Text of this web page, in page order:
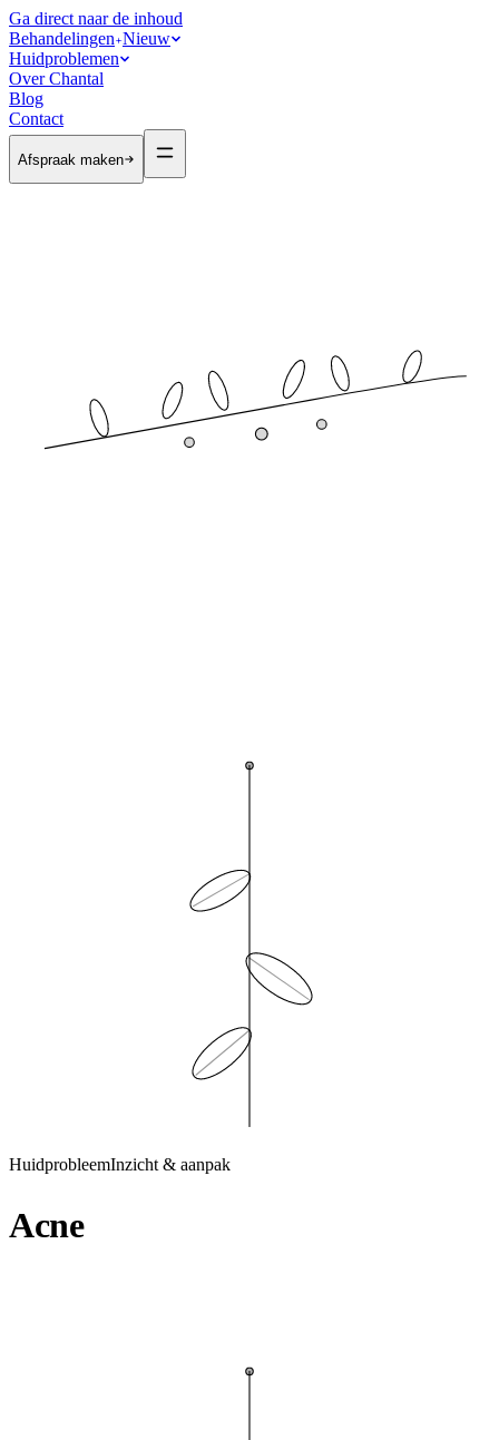
Ga direct naar de inhoud
Behandelingen Nieuw
Huidproblemen
Over Chantal
Blog
Contact
Afspraak maken
HuidprobleemInzicht & aanpak
Acne